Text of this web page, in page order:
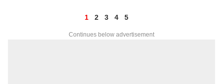
1 2 3 4 5
Continues below advertisement